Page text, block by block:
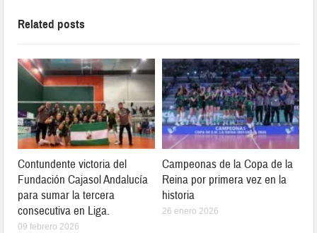
Related posts
Contundente victoria del
Fundación Cajasol Andalucía
para sumar la tercera
consecutiva en Liga.
09 febrero 2026
Campeonas de la Copa de la
Reina por primera vez en la
historia
26 enero 2026